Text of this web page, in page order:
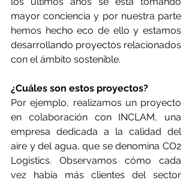
mayor conciencia y por nuestra parte
hemos hecho eco de ello y estamos
desarrollando proyectos relacionados
con el ámbito sostenible.
¿Cuáles son estos proyectos?
Por ejemplo, realizamos un proyecto
en colaboración con INCLAM, una
empresa dedicada a la calidad del
aire y del agua, que se denomina CO2
Logistics. Observamos cómo cada
vez había más clientes del sector